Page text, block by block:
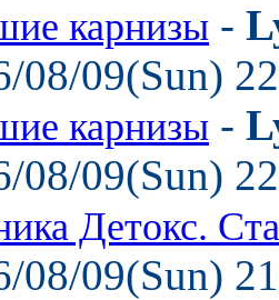
карнизы -
08/09(Sun)
карнизы -
08/09(Sun)
Детокс.
08/09(Sun)